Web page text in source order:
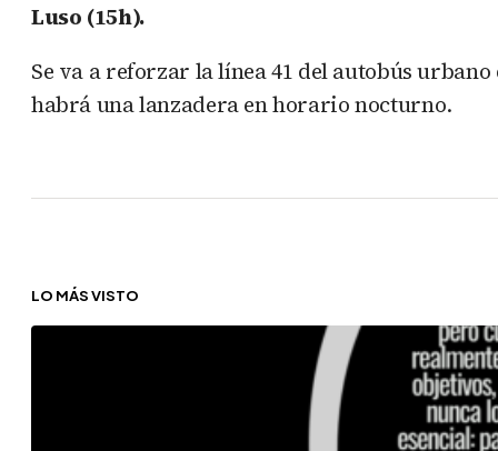
Luso (15h).
Se va a reforzar la línea 41 del autobús
habrá una lanzadera en horario nocturno.
LO MÁS VISTO